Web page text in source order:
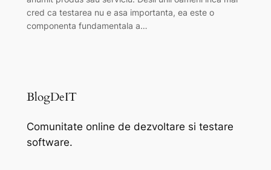
cred ca testarea nu e asa importanta, ea este o
componenta fundamentala a…
BlogDeIT
Comunitate online de dezvoltare si testare
software.